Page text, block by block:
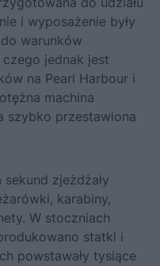
i wyposażenie były
warunków
jednak jest
na Pearl Harbour i
machina
szybko przestawiona
zjeżdżały
karabiny,
W stoczniach
statki i
powstawały tysiące